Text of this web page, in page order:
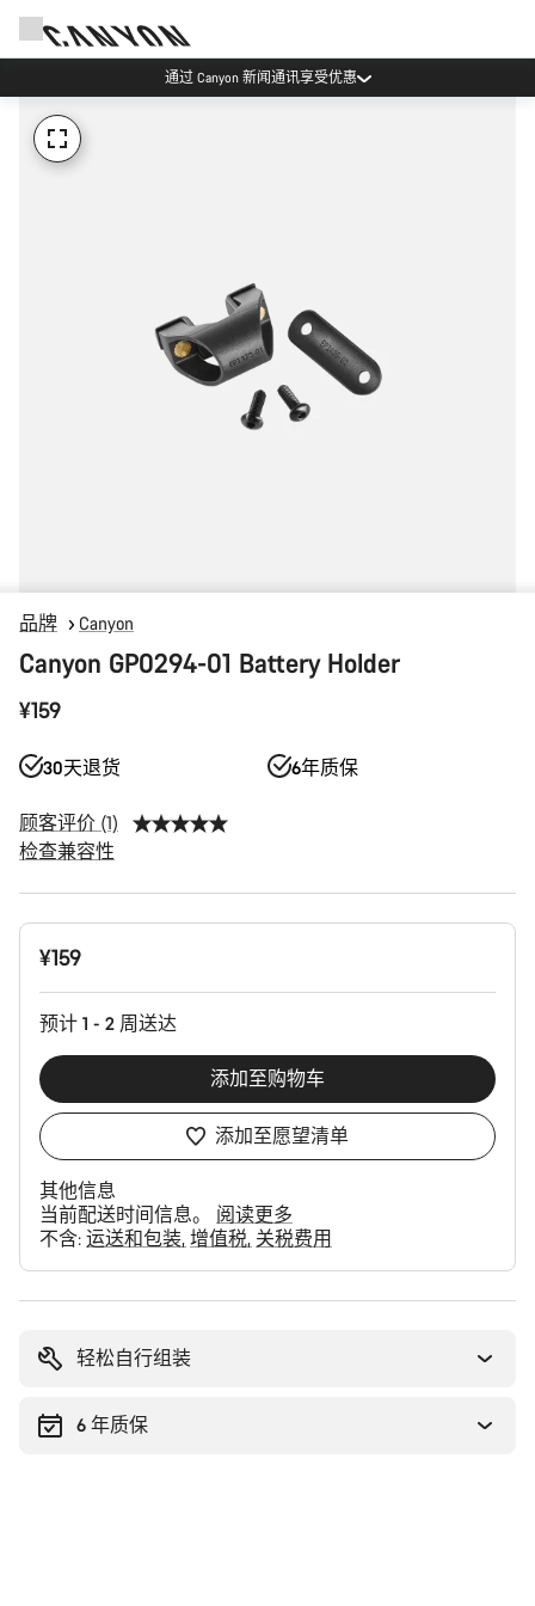
通过 Canyon 新闻通讯享受优惠
品牌 Canyon
Canyon GP0294-01 Battery Holder
¥159
30天退货 6年质保
顾客评价 (1)
检查兼容性
产
¥159
预计 1 - 2 周送达
添加至购物车
添加至愿望清单
其他信息
当前配送时间信息。 阅读更多
不含: 运送和包装 增值税 关税费用
轻松自行组装
6 年质保